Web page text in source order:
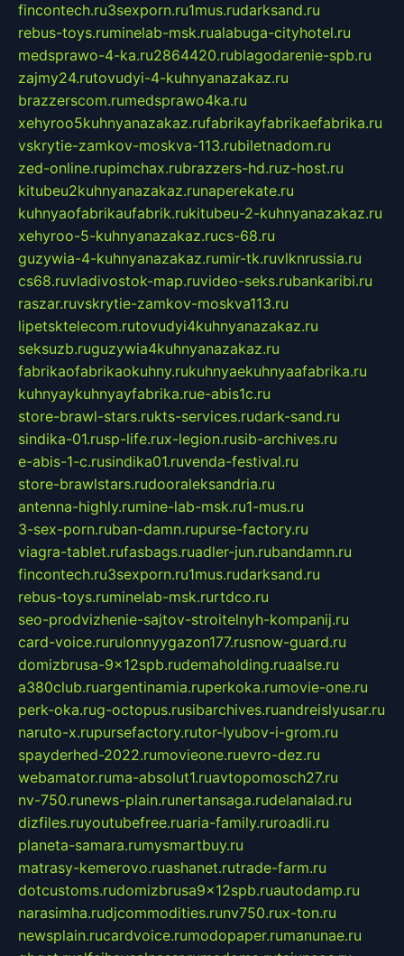
fincontech.ru3sexporn.ru1mus.rudarksand.ru
rebus-toys.ruminelab-msk.rualabuga-cityhotel.ru
medsprawo-4-ka.ru2864420.rublagodarenie-spb.ru
zajmy24.rutovudyi-4-kuhnyanazakaz.ru
brazzerscom.rumedsprawo4ka.ru
xehyroo5kuhnyanazakaz.rufabrikayfabrikaefabrika.ru
vskrytie-zamkov-moskva-113.rubiletnadom.ru
zed-online.rupimchax.rubrazzers-hd.ruz-host.ru
kitubeu2kuhnyanazakaz.runaperekate.ru
kuhnyaofabrikaufabrik.rukitubeu-2-kuhnyanazakaz.ru
xehyroo-5-kuhnyanazakaz.rucs-68.ru
guzywia-4-kuhnyanazakaz.rumir-tk.ruvlknrussia.ru
cs68.ruvladivostok-map.ruvideo-seks.rubankaribi.ru
raszar.ruvskrytie-zamkov-moskva113.ru
lipetsktelecom.rutovudyi4kuhnyanazakaz.ru
seksuzb.ruguzywia4kuhnyanazakaz.ru
fabrikaofabrikaokuhny.rukuhnyaekuhnyaafabrika.ru
kuhnyaykuhnyayfabrika.rue-abis1c.ru
store-brawl-stars.rukts-services.rudark-sand.ru
sindika-01.rusp-life.rux-legion.rusib-archives.ru
e-abis-1-c.rusindika01.ruvenda-festival.ru
store-brawlstars.rudooraleksandria.ru
antenna-highly.rumine-lab-msk.ru1-mus.ru
3-sex-porn.ruban-damn.rupurse-factory.ru
viagra-tablet.rufasbags.ruadler-jun.rubandamn.ru
fincontech.ru3sexporn.ru1mus.rudarksand.ru
rebus-toys.ruminelab-msk.rurtdco.ru
seo-prodvizhenie-sajtov-stroitelnyh-kompanij.ru
card-voice.rurulonnyygazon177.rusnow-guard.ru
domizbrusa-9x12spb.rudemaholding.ruaalse.ru
a380club.ruargentinamia.ruperkoka.rumovie-one.ru
perk-oka.rug-octopus.rusibarchives.ruandreislyusar.ru
naruto-x.rupursefactory.rutor-lyubov-i-grom.ru
spayderhed-2022.rumovieone.ruevro-dez.ru
webamator.ruma-absolut1.ruavtopomosch27.ru
nv-750.runews-plain.runertansaga.rudelanalad.ru
dizfiles.ruyoutubefree.ruaria-family.ruroadli.ru
planeta-samara.rumysmartbuy.ru
matrasy-kemerovo.ruashanet.rutrade-farm.ru
dotcustoms.rudomizbrusa9x12spb.ruautodamp.ru
narasimha.rudjcommodities.runv750.rux-ton.ru
newsplain.rucardvoice.rumodopaper.rumanunae.ru